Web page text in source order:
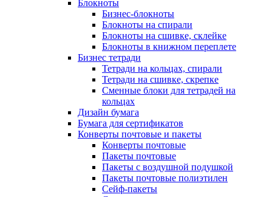
Блокноты
Бизнес-блокноты
Блокноты на спирали
Блокноты на сшивке, склейке
Блокноты в книжном переплете
Бизнес тетради
Тетради на кольцах, спирали
Тетради на сшивке, скрепке
Сменные блоки для тетрадей на
кольцах
Дизайн бумага
Бумага для сертификатов
Конверты почтовые и пакеты
Конверты почтовые
Пакеты почтовые
Пакеты с воздушной подушкой
Пакеты почтовые полиэтилен
Сейф-пакеты